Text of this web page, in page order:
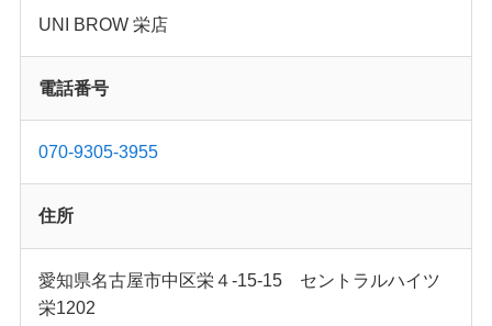
UNI BROW 栄店
電話番号
070-9305-3955
住所
愛知県名古屋市中区栄４-15-15 セントラルハイツ
栄1202